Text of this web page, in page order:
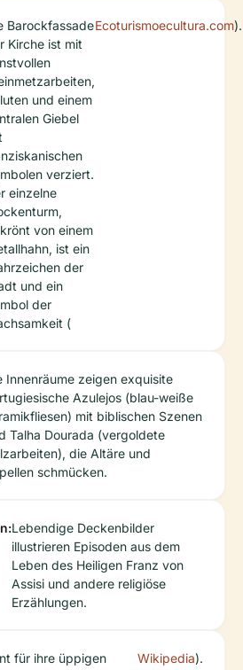
Barockfassade
Kirche ist mit
und einem
Giebel
verziert.
einzelne
von einem
ist ein
der
und ein
der
(
Ecoturismoecultura.com).
Innenräume zeigen exquisite
Azulejos (blau-weiße
mit biblischen Szenen
Talha Dourada (vergoldete
die Altäre und
schmücken.
Lebendige Deckenbilder
illustrieren Episoden aus dem
Leben des Heiligen Franz von
Assisi und andere religiöse
Erzählungen.
für ihre üppigen
Wikipedia).